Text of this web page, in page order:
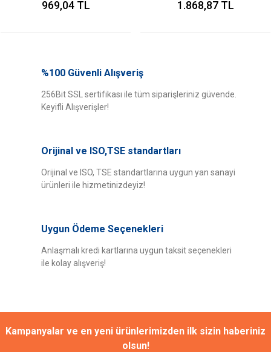
969,04 TL 1.868,87 TL
%100 Güvenli Alışveriş
256Bit SSL sertifikası ile tüm siparişleriniz güvende.
Keyifli Alışverişler!
Orijinal ve ISO,TSE standartları
Orijinal ve ISO, TSE standartlarına uygun yan sanayi
ürünleri ile hizmetinizdeyiz!
Uygun Ödeme Seçenekleri
Anlaşmalı kredi kartlarına uygun taksit seçenekleri
ile kolay alışveriş!
Kampanyalar ve en yeni ürünlerimizden ilk sizin haberiniz
olsun!